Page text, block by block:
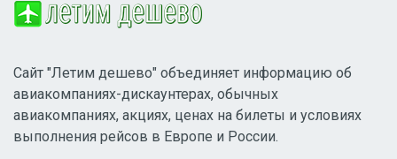
Сайт "Летим дешево" объединяет информацию об
авиакомпаниях-дискаунтерах, обычных
авиакомпаниях, акциях, ценах на билеты и условиях
выполнения рейсов в Европе и России.